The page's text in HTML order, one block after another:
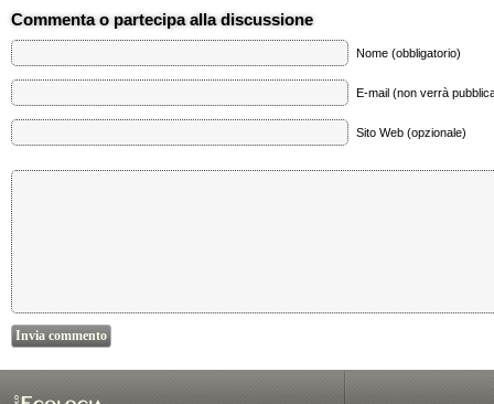
Commenta o partecipa alla discussione
Nome (obbligatorio)
E-mail (non verrà
Sito Web (opzionale)